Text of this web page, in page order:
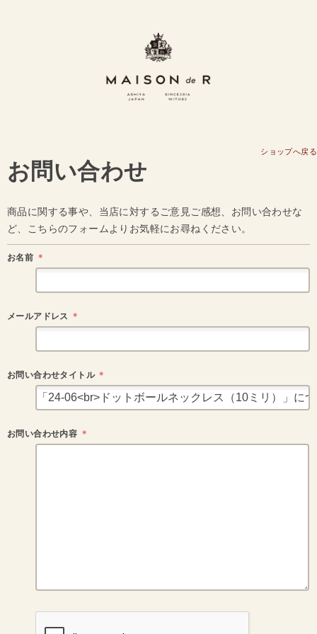
ショップへ戻る
お問い合わせ
商品に関する事や、当店に対するご意見ご感想、お問い合わせな
ど、こちらのフォームよりお気軽にお尋ねください。
お名前 ＊
メールアドレス ＊
お問い合わせタイトル ＊
お問い合わせ内容 ＊